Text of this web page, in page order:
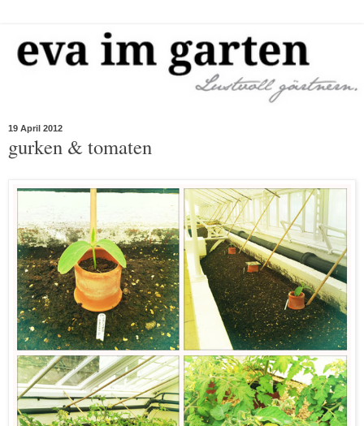
19 April 2012
gurken & tomaten